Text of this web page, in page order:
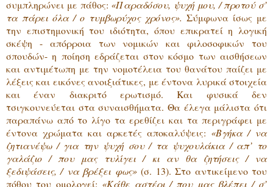
συμπληρώνει με πάθος: «Παραδόσου, ψυχή μου, / προτού σ’
τα πάρει όλα / ο τυμβωρύχος χρόνος». Σύμφωνα ίσως με
την επιστημονική του ιδιότητα, όπου επικρατεί η λογική
σκέψη - απόρροια των νομικών και φιλοσοφικών του
σπουδών- η ποίηση εδράζεται στον κόσμο των αισθήσεων
και αντιμέτωπη με την νομοτέλεια του θανάτου παίζει με
λέξεις και εικόνες ανοιξιάτικες, με έντονα λυρικά στοιχεία
και έναν διακριτό ερωτισμό. Και φυσικά δεν
τσιγκουνεύεται στα συναισθήματα. Θα έλεγα μάλιστα ότι
παραπάνω από το λίγο τα ερεθίζει και τα περιγράφει με
έντονα χρώματα και αρκετές αποκαλύψεις: «Βγήκα / να
ζητιανέψω / για την ψυχή σου / τα ψυχουλάκια / απ’ το
γαλάζιο / που μας τυλίγει / κι αν θα ζητήσεις / να
ξεδιψάσεις, / να βρέξει φως»(σ. 13). Στο αντικείμενο του
πόθου του ομολογεί: «Κάθε αστέρι / που μας βλέπει / σ’